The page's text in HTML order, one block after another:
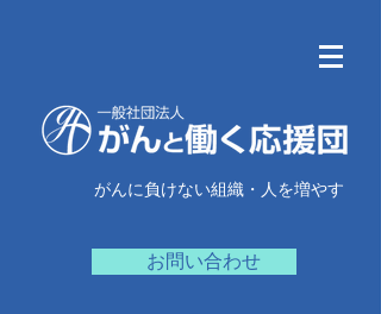
がんに負けない組織・人を増やす
お問い合わせ